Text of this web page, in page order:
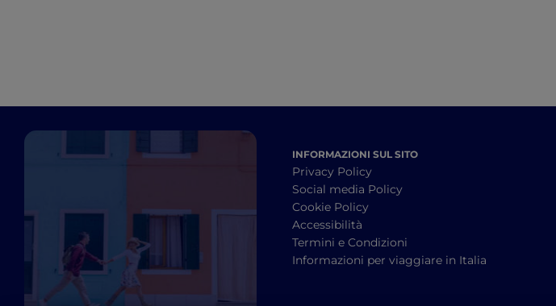
INFORMAZIONI SUL SITO
Privacy Policy
Social media Policy
Cookie Policy
Accessibilità
Termini e Condizioni
Informazioni per viaggiare in Italia